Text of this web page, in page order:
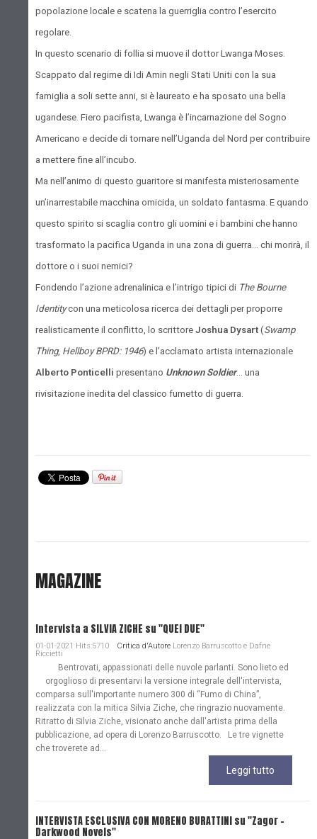
popolazione locale e scatena la guerriglia contro l’esercito
regolare.
In questo scenario di follia si muove il dottor Lwanga Moses.
Scappato dal regime di Idi Amin negli Stati Uniti con la sua
famiglia a soli sette anni, si è laureato e ha sposato una bella
ugandese. Fiero pacifista, Lwanga è l’incarnazione del Sogno
Americano e decide di tornare nell’Uganda del Nord per contribuire
a mettere fine all’incubo.
Ma nell’animo di questo guaritore si manifesta misteriosamente
un’inarrestabile macchina omicida, un soldato fantasma. E quando
questo spirito si scaglia contro gli uomini e i bambini che hanno
trasformato la pacifica Uganda in una zona di guerra... chi morirà, il
dottore o i suoi nemici?
Fondendo l’azione adrenalinica e l’intrigo tipici di The Bourne
Identitycon una meticolosa ricerca dei dettagli per proporre
realisticamente il conflitto, lo scrittore Joshua Dysart (Swamp
Thing, Hellboy BPRD: 1946) e l’acclamato artista internazionale
Alberto Ponticelli presentano Unknown Soldier... una
rivisitazione inedita del classico fumetto di guerra.
MAGAZINE
Intervista a SILVIA ZICHE su "QUEI DUE"
01-01-2021 Hits:5710 Critica d'Autore Lorenzo Barruscotto e Dafne
Riccietti
Bentrovati, appassionati delle nuvole parlanti. Sono lieto ed
orgoglioso di presentarvi la versione integrale dell'intervista,
comparsa sull'importante numero 300 di “Fumo di China”,
realizzata con la mitica Silvia Ziche, che ringrazio nuovamente.
Ritratto di Silvia Ziche, visionato anche dall'artista prima della
pubblicazione, ad opera di Lorenzo Barruscotto. Le tre vignette
che troverete ad...
Leggi tutto
INTERVISTA ESCLUSIVA CON MORENO BURATTINI su "Zagor -
Darkwood Novels"